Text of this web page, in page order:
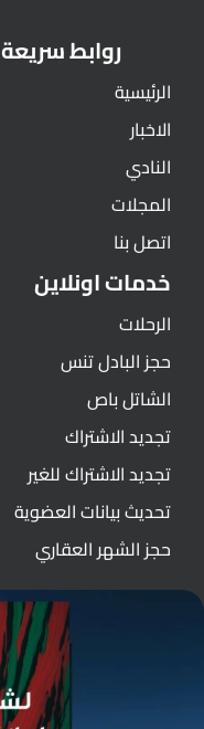
روابط سريعة
الرئيسية
الاخبار
النادي
المجلات
اتصل بنا
خدمات اونلاين
الرحلات
حجز البادل تنس
الشاتل باص
تجديد الاشتراك
تجديد الاشتراك للغير
تحديث بيانات العضوية
حجز الشهر العقاري